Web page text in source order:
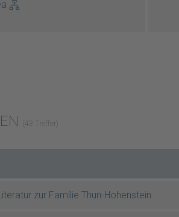
(43 Treffer)
zur Familie Thun-Hohenstein